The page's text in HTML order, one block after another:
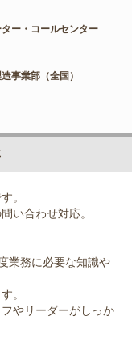
ー・コールセンター
事業部（全国）
。
い合わせ対応。
業務に必要な知識や
。
やリーダーがしっか